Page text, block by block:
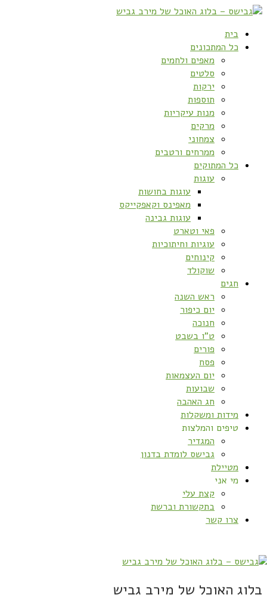
בית
כל המתכונים
מאפים ולחמים
סלטים
ירקות
תוספות
מנות עיקריות
מרקים
צמחוני
ממרחים ורטבים
כל המתוקים
עוגות
עוגות בחושות
מאפינס וקאפקייקס
עוגות גבינה
פאי וטארט
עוגיות וחיתוכיות
קינוחים
שוקולד
חגים
ראש השנה
יום כיפור
חנוכה
ט”ו בשבט
פורים
פסח
יום העצמאות
שבועות
חג האהבה
מידות ומשקלות
טיפים והמלצות
המגדיר
גבישס לומדת בדנון
מטיילת
מי אני
קצת עלי
בתקשורת וברשת
צרו קשר
בלוג האוכל של מירב גביש